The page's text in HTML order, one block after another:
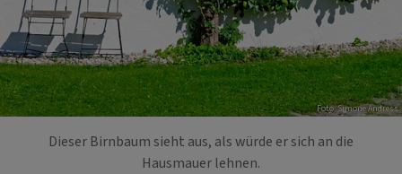
Foto: Simone Andress
Dieser Birnbaum sieht aus, als würde er sich an die
Hausmauer lehnen.